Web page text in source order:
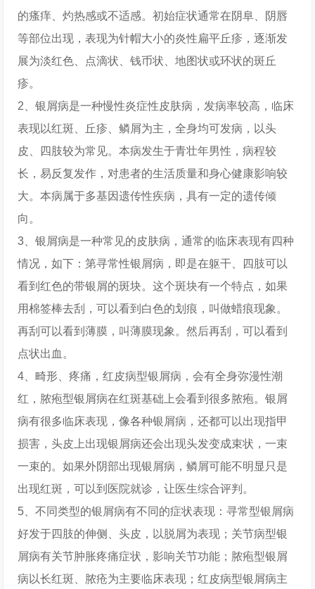
的瘙痒、灼热感或不适感。初始症状通常在阴阜、阴唇
等部位出现，表现为针帽大小的炎性扁平丘疹，逐渐发
展为淡红色、点滴状、钱币状、地图状或环状的斑丘
疹。
2、银屑病是一种慢性炎症性皮肤病，发病率较高，临床
表现以红斑、丘疹、鳞屑为主，全身均可发病，以头
皮、四肢较为常见。本病发生于青壮年男性，病程较
长，易反复发作，对患者的生活质量和身心健康影响较
大。本病属于多基因遗传性疾病，具有一定的遗传倾
向。
3、银屑病是一种常见的皮肤病，通常的临床表现有四种
情况，如下：第寻常性银屑病，即是在躯干、四肢可以
看到红色的带银屑的斑块。这个斑块有一个特点，如果
用棉签棒去刮，可以看到白色的划痕，叫做蜡痕现象。
再刮可以看到薄膜，叫薄膜现象。然后再刮，可以看到
点状出血。
4、畸形、疼痛，红皮病型银屑病，会有全身弥漫性潮
红，脓疱型银屑病在红斑基础上会看到很多脓疱。银屑
病有很多临床表现，像各种银屑病，还都可以出现指甲
损害，头皮上出现银屑病还会出现头发变成束状，一束
一束的。如果外阴部出现银屑病，鳞屑可能不明显只是
出现红斑，可以到医院就诊，让医生综合评判。
5、不同类型的银屑病有不同的症状表现：寻常型银屑病
好发于四肢的伸侧、头皮，以脱屑为表现；关节病型银
屑病有关节肿胀疼痛症状，影响关节功能；脓疱型银屑
病以长红斑、脓疮为主要临床表现；红皮病型银屑病主